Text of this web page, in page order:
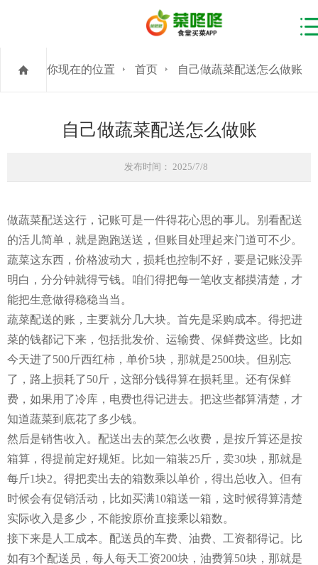
你现在的位置 首页 自己做蔬菜配送怎么做账
自己做蔬菜配送怎么做账
发布时间： 2025/7/8
做蔬菜配送这行，记账可是一件得花心思的事儿。别看配送
的活儿简单，就是跑跑送送，但账目处理起来门道可不少。
蔬菜这东西，价格波动大，损耗也控制不好，要是记账没弄
明白，分分钟就得亏钱。咱们得把每一笔收支都摸清楚，才
能把生意做得稳稳当当。
蔬菜配送的账，主要就分几大块。首先是采购成本。得把进
菜的钱都记下来，包括批发价、运输费、保鲜费这些。比如
今天进了500斤西红柿，单价5块，那就是2500块。但别忘
了，路上损耗了50斤，这部分钱得算在损耗里。还有保鲜
费，如果用了冷库，电费也得记进去。把这些都算清楚，才
知道蔬菜到底花了多少钱。
然后是销售收入。配送出去的菜怎么收费，是按斤算还是按
箱算，得提前定好规矩。比如一箱装25斤，卖30块，那就是
每斤1块2。得把卖出去的箱数乘以单价，得出总收入。但有
时候会有促销活动，比如买满10箱送一箱，这时候得算清楚
实际收入是多少，不能按原价直接乘以箱数。
接下来是人工成本。配送员的车费、油费、工资都得记。比
如有3个配送员，每人每天工资200块，油费算50块，那就是